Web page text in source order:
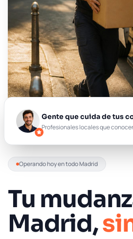
Operando hoy en todo Madrid
Tu
Madrid,
Gente que cuida de tus
Profesionales locales que